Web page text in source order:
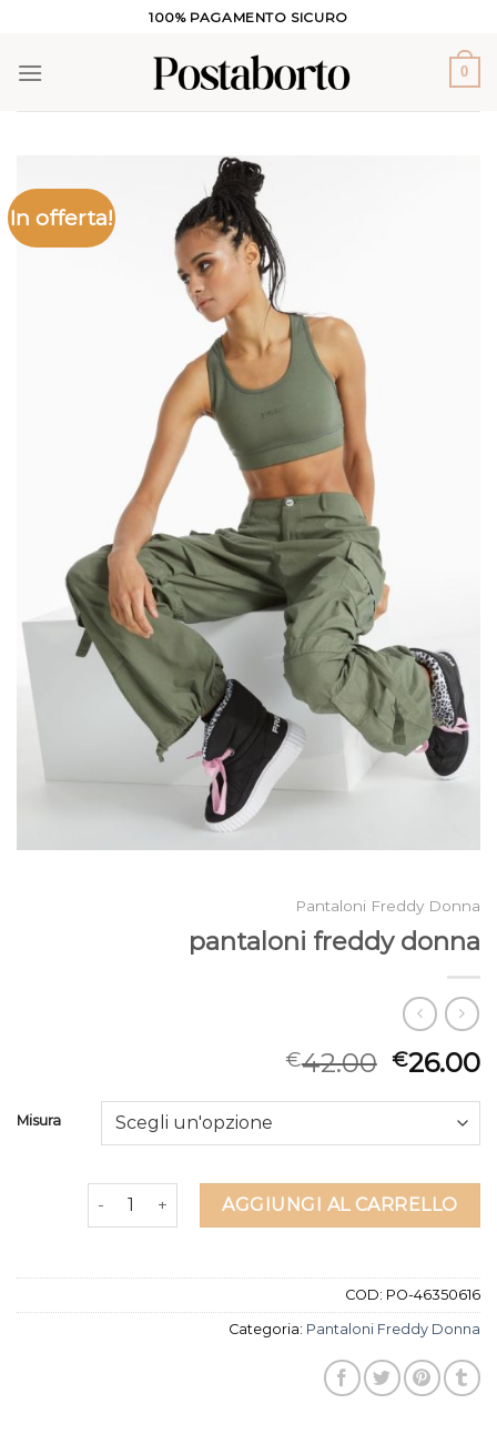
contenuti
100% PAGAMENTO SICURO
0
In offerta!
Pantaloni Freddy Donna
pantaloni freddy donna
€42.00 €26.00
Misura
pantaloni freddy donna quantità
AGGIUNGI AL CARRELLO
COD: PO-46350616
Categoria: Pantaloni Freddy Donna